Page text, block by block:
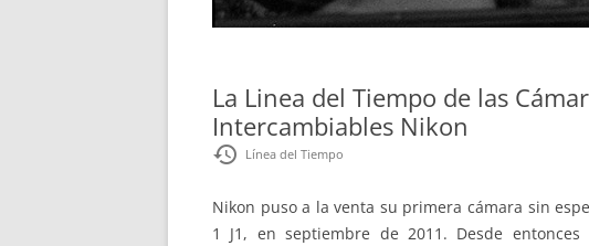
La Linea del Tiempo de las
Intercambiables Nikon
restore Línea del Tiempo
Nikon puso a la venta su primera cámara sin
1 J1, en septiembre de 2011. Desde